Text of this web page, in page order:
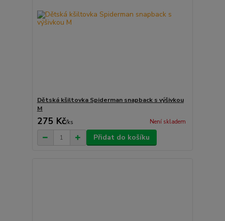
Dětská kšiltovka Spiderman snapback s výšivkou
M
275 Kč/ks Není skladem
Přidat do košíku